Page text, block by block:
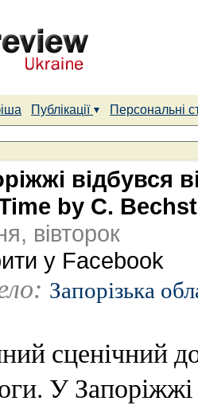
Публікації
Персональні
відбувся
by C.
вівторок
у Facebook
Запорізька
сценічний
У